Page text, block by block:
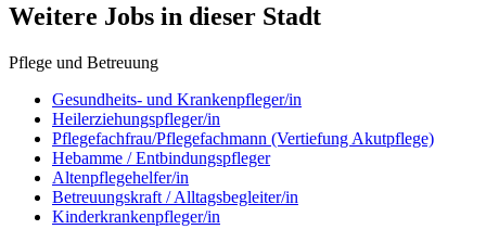
Weitere Jobs in dieser Stadt
Pflege und Betreuung
Gesundheits- und Krankenpfleger/in
Heilerziehungspfleger/in
Pflegefachfrau/Pflegefachmann (Vertiefung Akutpflege)
Hebamme / Entbindungspfleger
Altenpflegehelfer/in
Betreuungskraft / Alltagsbegleiter/in
Kinderkrankenpfleger/in